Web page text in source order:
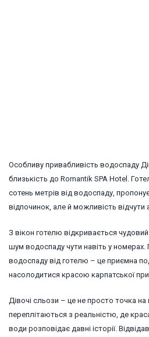
Особливу привабливість водоспаду
близькість до Romantik SPA Hotel.
сотень метрів від водоспаду,
відпочинок, але й можливість відчути
З вікон готелю відкривається
шум водоспаду чути навіть у номерах.
водоспаду від готелю – це приємна
насолодитися красою карпатської
Дівочі сльози – це не просто точка на
переплітаються з реальністю, де
води розповідає давні історії.